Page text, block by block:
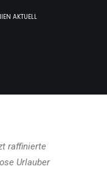
AKTUELL
raffinierte
Urlauber